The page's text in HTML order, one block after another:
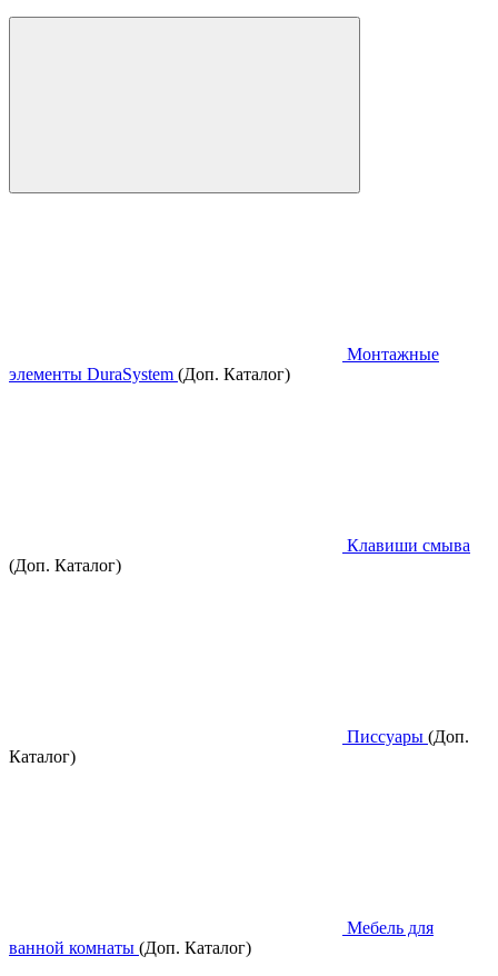
Монтажные
элементы DuraSystem (Доп. Каталог)
Клавиши смыва
(Доп. Каталог)
Писсуары (Доп.
Каталог)
Мебель для
ванной комнаты (Доп. Каталог)